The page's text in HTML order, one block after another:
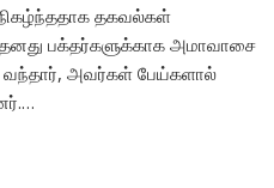
தகவல்கள்
பக்தர்களுக்காக அமாவாசை
வந்தார், அவர்கள் பேய்களால்